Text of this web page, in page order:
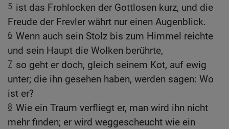
5 ist das Frohlocken der Gottlosen kurz, und die
Freude der Frevler währt nur einen Augenblick.
6 Wenn auch sein Stolz bis zum Himmel reichte
und sein Haupt die Wolken berührte,
7 so geht er doch, gleich seinem Kot, auf ewig
unter; die ihn gesehen haben, werden sagen: Wo
ist er?
8 Wie ein Traum verfliegt er, man wird ihn nicht
mehr finden; er wird weggescheucht wie ein